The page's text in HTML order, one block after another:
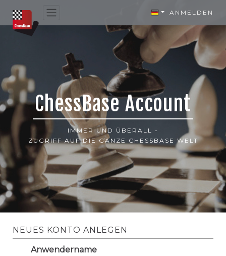
ANMELDEN
ChessBase Account
IMMER UND ÜBERALL -
ZUGRIFF AUF DIE GANZE CHESSBASE WELT
NEUES KONTO ANLEGEN
Anwendername